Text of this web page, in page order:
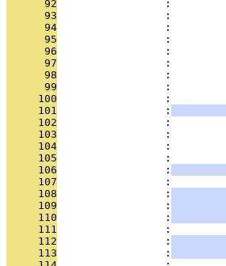
      92
:
      93
:
      94
:
      95
:
      96
:
      97
:
      98
:
      99
:
     100
:
     101
                 :
     102
:
     103
:
     104
:
     105
:
     106
                 :
     107
:
     108
                 :
     109
                 :
     110
                 :
     111
:
     112
                 :
     113
                 :